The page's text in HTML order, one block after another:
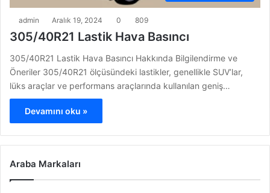
admin Aralık 19, 2024 0 809
305/40R21 Lastik Hava Basıncı
305/40R21 Lastik Hava Basıncı Hakkında Bilgilendirme ve
Öneriler 305/40R21 ölçüsündeki lastikler, genellikle SUV’lar,
lüks araçlar ve performans araçlarında kullanılan geniş…
Devamını oku »
Araba Markaları